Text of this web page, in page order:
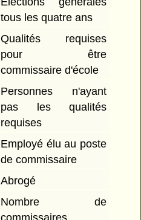
tous les quatre ans
Qualités requises
pour être
commissaire d'école
Personnes n'ayant
pas les qualités
requises
Employé élu au poste
de commissaire
Abrogé
Nombre de